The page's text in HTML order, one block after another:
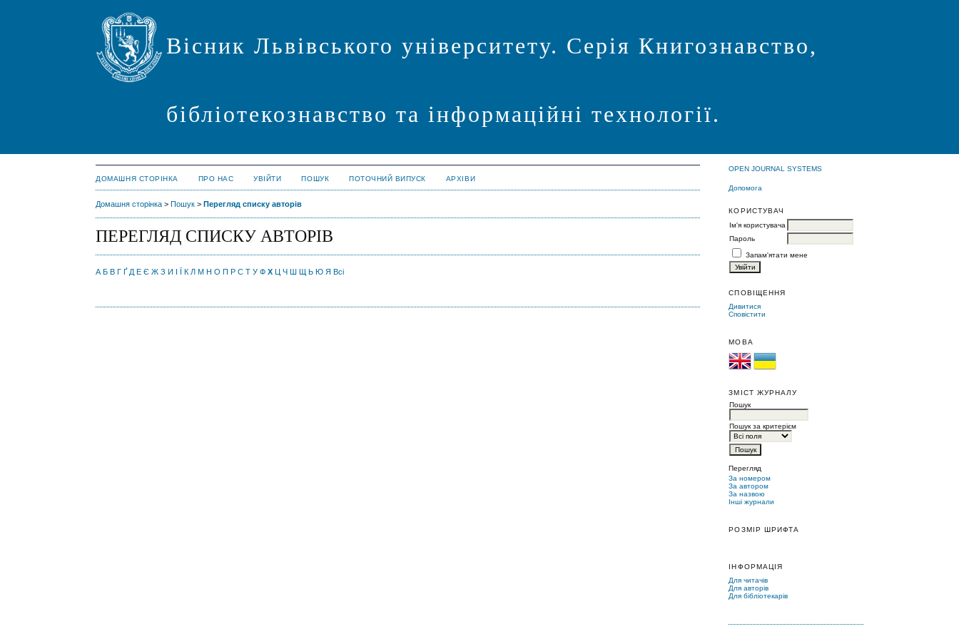
Вісник Львівського університету. Серія Книгознавство,
бібліотекознавство та інформаційні технології.
OPEN JOURNAL SYSTEMS
Допомога
КОРИСТУВАЧ
Ім'я користувача
Пароль
Запам'ятати мене
СПОВІЩЕННЯ
Дивитися
Сповістити
МОВА
ЗМІСТ ЖУРНАЛУ
Пошук
Пошук за критерієм
Перегляд
За номером
За автором
За назвою
Інші журнали
РОЗМІР ШРИФТА
ІНФОРМАЦІЯ
Для читачів
Для авторів
Для бібліотекарів
ДОМАШНЯ СТОРІНКА ПРО НАС УВІЙТИ ПОШУК ПОТОЧНИЙ ВИПУСК АРХІВИ
Домашня сторінка >Пошук >Перегляд списку авторів
ПЕРЕГЛЯД СПИСКУ АВТОРІВ
А Б В Г Ґ Д Е Є Ж З И І Ї К Л М Н О П Р С Т У Ф Х Ц Ч Ш Щ Ь Ю Я Всі